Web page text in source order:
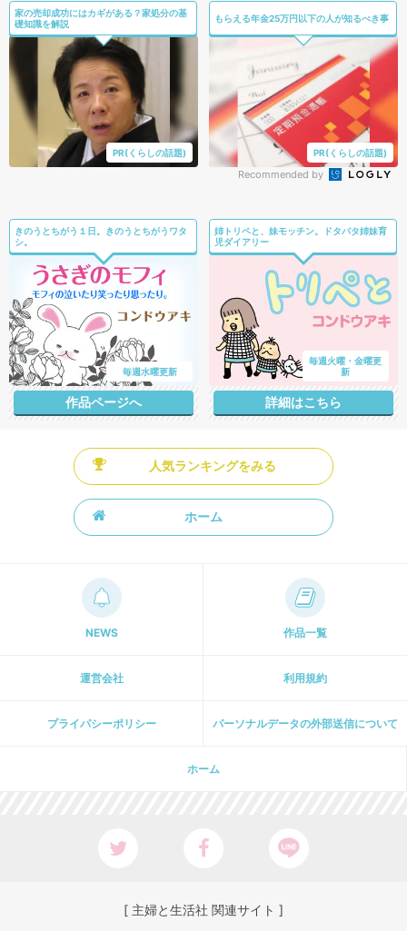
家の売却成功にはカギがある？家処分の基
礎知識を解説
PR(くらしの話題)
もらえる年金25万円以下の人が知るべき事
PR(くらしの話題)
Recommended by
きのうとちがう１日。きのうとちがうワタ
シ。
毎週水曜更新
作品ページへ
姉トリペと、妹モッチン。ドタバタ姉妹育
児ダイアリー
毎週火曜・金曜更
新
詳細はこちら
人気ランキングをみる
ホーム
NEWS 作品一覧
運営会社 利用規約
プライパシーポリシー パーソナルデータの外部送信について
ホーム
[ 主婦と生活社 関連サイト ]